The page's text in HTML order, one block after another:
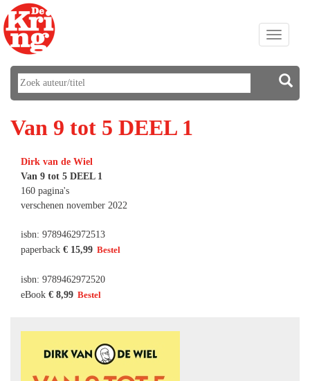
Toggle
Van 9 tot 5 DEEL 1
Dirk van de Wiel
Van 9 tot 5 DEEL 1
160 pagina's
verschenen november 2022
isbn: 9789462972513
paperback € 15,99
isbn: 9789462972520
eBook € 8,99